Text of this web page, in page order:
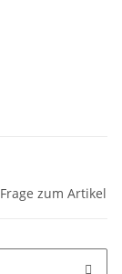
Frage zum Artikel